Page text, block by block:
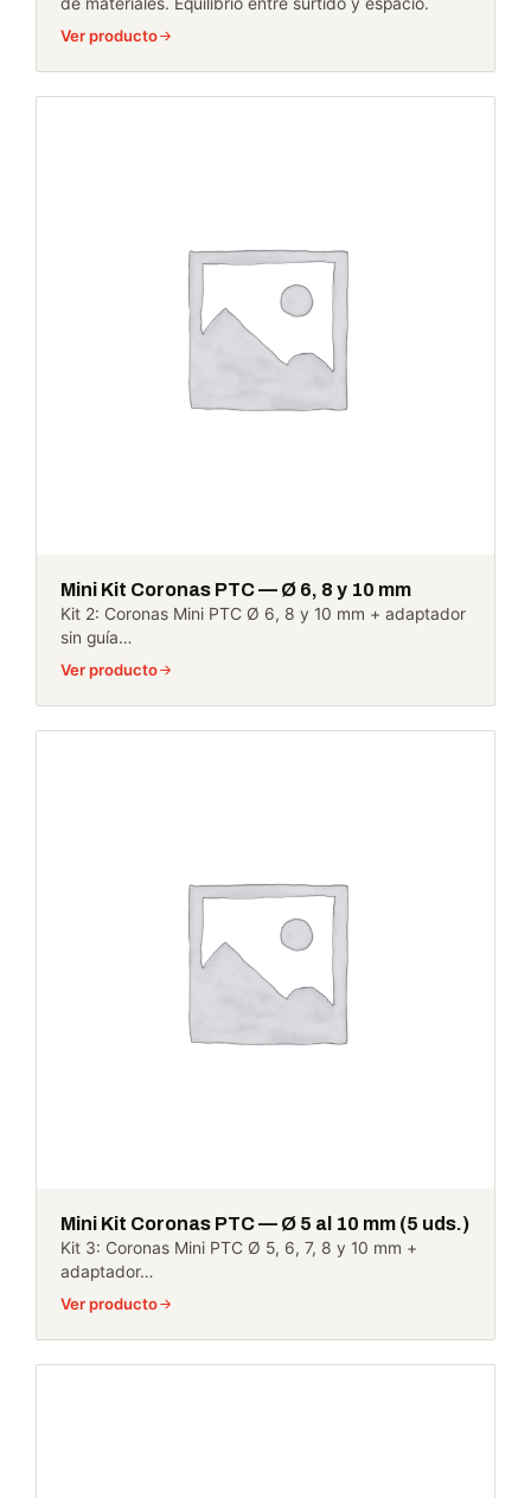
Ver producto
Mini Kit Coronas PTC — Ø 6, 8 y 10 mm
Kit 2: Coronas Mini PTC Ø 6, 8 y 10 mm + adaptador
sin guía…
Ver producto
Mini Kit Coronas PTC — Ø 5 al 10 mm (5 uds.)
Kit 3: Coronas Mini PTC Ø 5, 6, 7, 8 y 10 mm +
adaptador…
Ver producto